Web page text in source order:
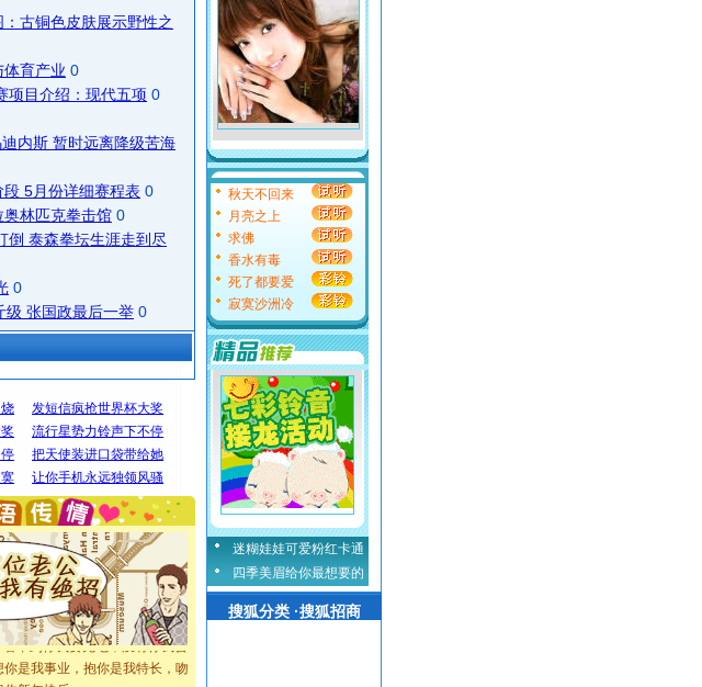
古铜色皮肤展示野性之
育产业 0
项目介绍：现代五项 0
内斯 暂时远离降级苦海
5月份详细赛程表 0
林匹克拳击馆 0
倒 泰森拳坛生涯走到尽
0
级 张国政最后一举 0
没什么送给你的，又不打算给
千万快乐！千万要健康！千万
万不要忘记我！
会想起你,而是这样的日子才
,圣诞要快乐!新年要快乐!天天
心,在这个特别的日子里,愿幸福,
祝愿与你同在.圣诞快乐!
不到你我要充电；没有你我会
是我事业，抱你是我特长，吻
你新年快乐
秋天不回来
月亮之上
求佛
香水有毒
死了都要爱
寂寞沙洲冷
迷糊娃娃可爱粉红卡通
四季美眉给你最想要的
搜狐分类 ·搜狐招商